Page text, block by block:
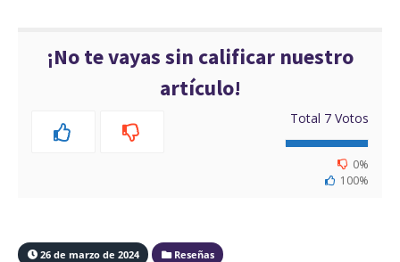
¡No te vayas sin calificar nuestro
artículo!
Total 7 Votos
0%
100%
26 de marzo de 2024 Reseñas